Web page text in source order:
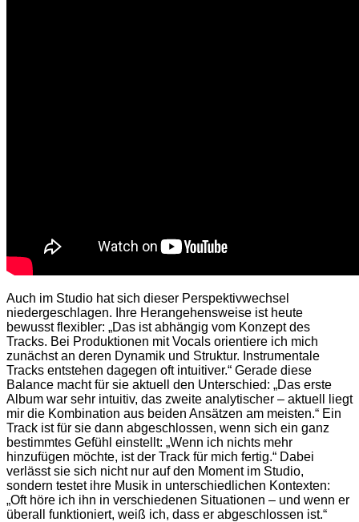
Auch im Studio hat sich dieser Perspektivwechsel
niedergeschlagen. Ihre Herangehensweise ist heute
bewusst flexibler: „Das ist abhängig vom Konzept des
Tracks. Bei Produktionen mit Vocals orientiere ich mich
zunächst an deren Dynamik und Struktur. Instrumentale
Tracks entstehen dagegen oft intuitiver.“ Gerade diese
Balance macht für sie aktuell den Unterschied: „Das erste
Album war sehr intuitiv, das zweite analytischer – aktuell liegt
mir die Kombination aus beiden Ansätzen am meisten.“ Ein
Track ist für sie dann abgeschlossen, wenn sich ein ganz
bestimmtes Gefühl einstellt: „Wenn ich nichts mehr
hinzufügen möchte, ist der Track für mich fertig.“ Dabei
verlässt sie sich nicht nur auf den Moment im Studio,
sondern testet ihre Musik in unterschiedlichen Kontexten:
„Oft höre ich ihn in verschiedenen Situationen – und wenn er
überall funktioniert, weiß ich, dass er abgeschlossen ist.“